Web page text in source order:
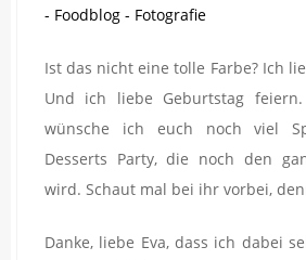
Ist das nicht eine tolle Farbe? Ich
Und ich liebe Geburtstag
wünsche ich euch noch viel
Desserts Party, die noch den
wird. Schaut mal bei ihr vorbei,
Danke, liebe Eva, dass ich dabei